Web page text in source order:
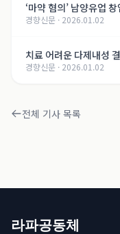
‘마약 혐의’ 남양유업
경향신문 · 2026.01.02
치료 어려운 다제내성
제
경향신문 · 2026.01.02
전체 기사 목록
라파공동체